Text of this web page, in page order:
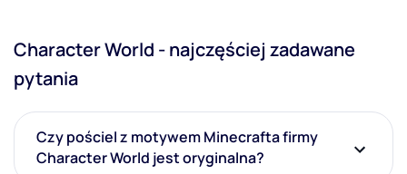
Koc polarowy
Rozmiar koca
100x150
Character World - najczęściej zadawane
pytania
Czy pościel z motywem Minecrafta firmy
Character World jest oryginalna?